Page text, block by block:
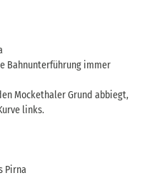
Bahnunterführung immer
Mockethaler Grund abbiegt,
links.
Pirna